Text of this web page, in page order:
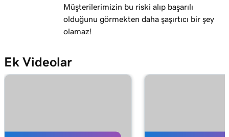
Ders 16 (/25)
301 veya 302 yönlendirmesi kullanmalı
Ders 17 (/25)
Alan adımı yönlendir
Müşterilerimizin bu riski alıp başarılı
olduğunu görmekten daha şaşırtıcı bir şey
olamaz!
Ek Videolar